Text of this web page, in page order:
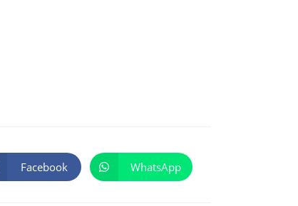
Facebook WhatsApp